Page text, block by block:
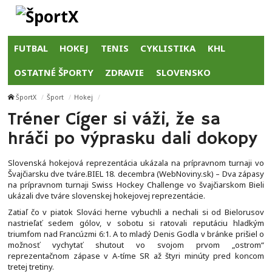
FUTBAL HOKEJ TENIS CYKLISTIKA KHL
OSTATNÉ ŠPORTY ZDRAVIE SLOVENSKO
ŠportX Šport Hokej
Tréner Cíger si váži, že sa
hráči po výprasku dali dokopy
Slovenská hokejová reprezentácia ukázala na prípravnom turnaji vo
Švajčiarsku dve tváre.BIEL 18. decembra (WebNoviny.sk) – Dva zápasy
na prípravnom turnaji Swiss Hockey Challenge vo švajčiarskom Bieli
ukázali dve tváre slovenskej hokejovej reprezentácie.
Zatiaľ čo v piatok Slováci herne vybuchli a nechali si od Bielorusov
nastrieľať sedem gólov, v sobotu si ratovali reputáciu hladkým
triumfom nad Francúzmi 6:1. A to mladý Denis Godla v bránke prišiel o
možnosť vychytať shutout vo svojom prvom „ostrom“
reprezentačnom zápase v A-tíme SR až štyri minúty pred koncom
tretej tretiny.